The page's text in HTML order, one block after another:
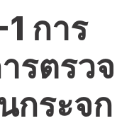
การ
รตรวจ
กระจก